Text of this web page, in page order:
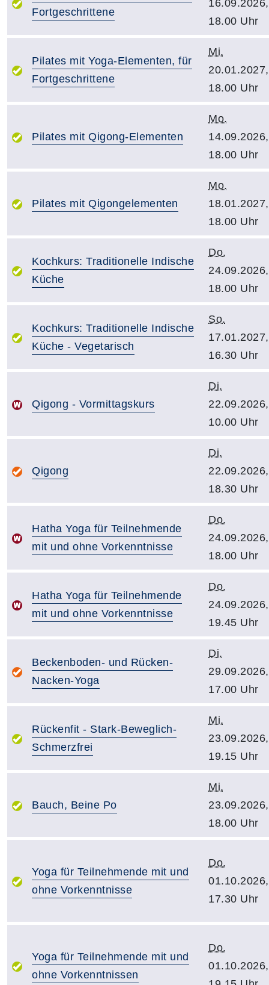
Fortgeschrittene
16.09.2026,
18.00 Uhr
Pilates mit Yoga-Elementen, für
Fortgeschrittene
Mi.
20.01.2027,
18.00 Uhr
Pilates mit Qigong-Elementen
Mo.
14.09.2026,
18.00 Uhr
Pilates mit Qigongelementen
Mo.
18.01.2027,
18.00 Uhr
Kochkurs: Traditionelle Indische
Küche
Do.
24.09.2026,
18.00 Uhr
Kochkurs: Traditionelle Indische
Küche - Vegetarisch
So.
17.01.2027,
16.30 Uhr
Qigong - Vormittagskurs
Di.
22.09.2026,
10.00 Uhr
Qigong
Di.
22.09.2026,
18.30 Uhr
Hatha Yoga für Teilnehmende
mit und ohne Vorkenntnisse
Do.
24.09.2026,
18.00 Uhr
Hatha Yoga für Teilnehmende
mit und ohne Vorkenntnisse
Do.
24.09.2026,
19.45 Uhr
Beckenboden- und Rücken-
Nacken-Yoga
Di.
29.09.2026,
17.00 Uhr
Rückenfit - Stark-Beweglich-
Schmerzfrei
Mi.
23.09.2026,
19.15 Uhr
Bauch, Beine Po
Mi.
23.09.2026,
18.00 Uhr
Yoga für Teilnehmende mit und
ohne Vorkenntnisse
Do.
01.10.2026,
17.30 Uhr
Yoga für Teilnehmende mit und
ohne Vorkenntnissen
Do.
01.10.2026,